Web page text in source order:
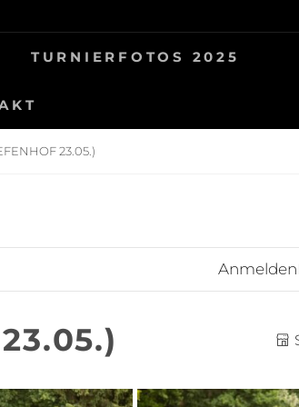
TURNIERFOTOS 2025
23.05.)
Anmelden